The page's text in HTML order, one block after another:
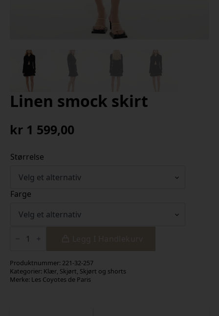
Linen smock skirt
kr 1 599,00
Størrelse
Farge
smock
Produktnummer: 221-32-257
Kategorier: Klær, Skjørt, Skjørt og shorts
Merke: Les Coyotes de Paris